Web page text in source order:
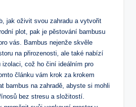
jak oživit svou zahradu a vytvořit
plot, pak je pěstování bambusu
vás. Bambus nejenže skvěle
na přirozenosti, ale také nabízí
což ho činí ideálním pro
článku vám krok za krokem
bambus na zahradě, abyste si mohli
bez stresu a složitostí.